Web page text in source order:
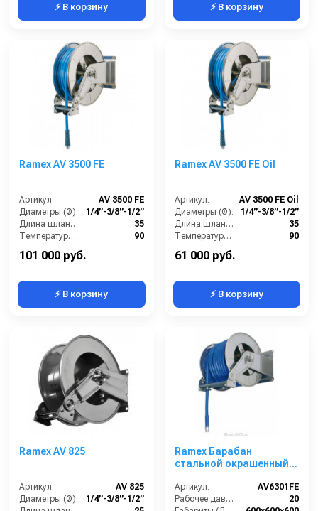
⚡ В корзину ⚡ В корзину
Ramex AV 3500 FE
Артикул:
AV 3500 FE
Диаметры (Ø):
1/4”-3/8”-1/2”
Длина шланга ВД (м):
35
Температура (°C):
90
101 000 руб.
⚡ В корзину
Ramex AV 3500 FE Oil
Артикул:
AV 3500 FE Oil
Диаметры (Ø):
1/4”-3/8”-1/2”
Длина шланга ВД (м):
35
Температура (°C):
90
Рабочее давление (бар):
61 000 руб.
⚡ В корзину
Ramex AV 825
Артикул:
AV 825
Диаметры (Ø):
1/4”-3/8”-1/2”
Ramex Барабан
стальной окрашенный с
механизмом AV 6301 FE
Артикул:
AV6301FE
Рабочее давление (бар):
20